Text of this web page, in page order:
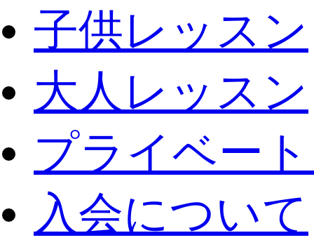
子供レッスン
大人レッスン
プライベー
入会について